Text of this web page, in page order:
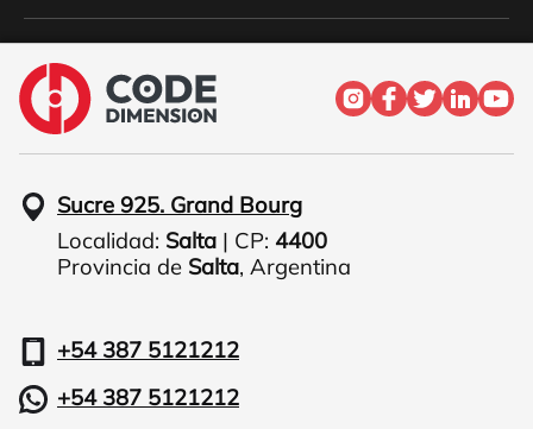
Sucre 925. Grand Bourg
Localidad: Salta | CP: 4400
Provincia de Salta, Argentina
+54 387 5121212
+54 387 5121212